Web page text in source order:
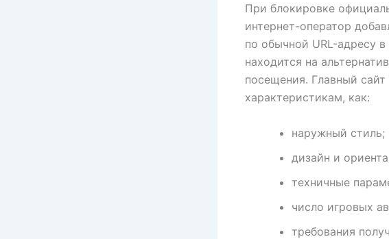
При блокировке
интернет-оператор
по обычной URL-адресу
находится на
посещения. Главный
характеристикам, как:
наружный стиль;
дизайн и
техничные
число игровых
требования